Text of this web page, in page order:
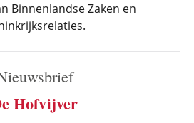
Binnenlandse Zaken en
Hofvijver